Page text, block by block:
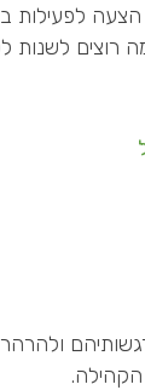
לפעילות